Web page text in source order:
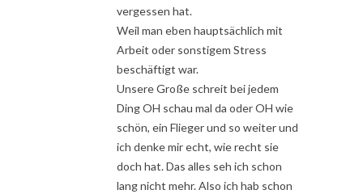
vergessen hat.
Weil man eben hauptsächlich mit
Arbeit oder sonstigem Stress
beschäftigt war.
Unsere Große schreit bei jedem
Ding OH schau mal da oder OH wie
schön, ein Flieger und so weiter und
ich denke mir echt, wie recht sie
doch hat. Das alles seh ich schon
lang nicht mehr. Also ich hab schon